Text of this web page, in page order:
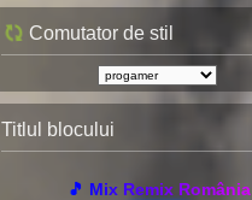
Comutator de stil
Titlul blocului
🎵 Mix Remix România